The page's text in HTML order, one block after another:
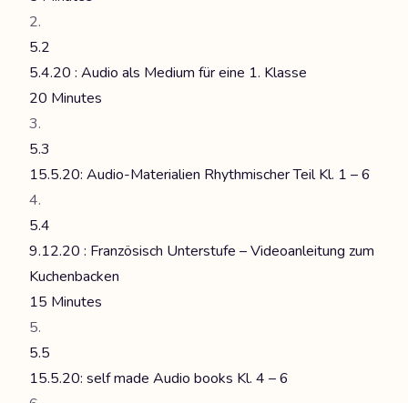
5.2
5.4.20 : Audio als Medium für eine 1. Klasse
20 Minutes
5.3
15.5.20: Audio-Materialien Rhythmischer Teil Kl. 1 – 6
5.4
9.12.20 : Französisch Unterstufe – Videoanleitung zum
Kuchenbacken
15 Minutes
5.5
15.5.20: self made Audio books Kl. 4 – 6